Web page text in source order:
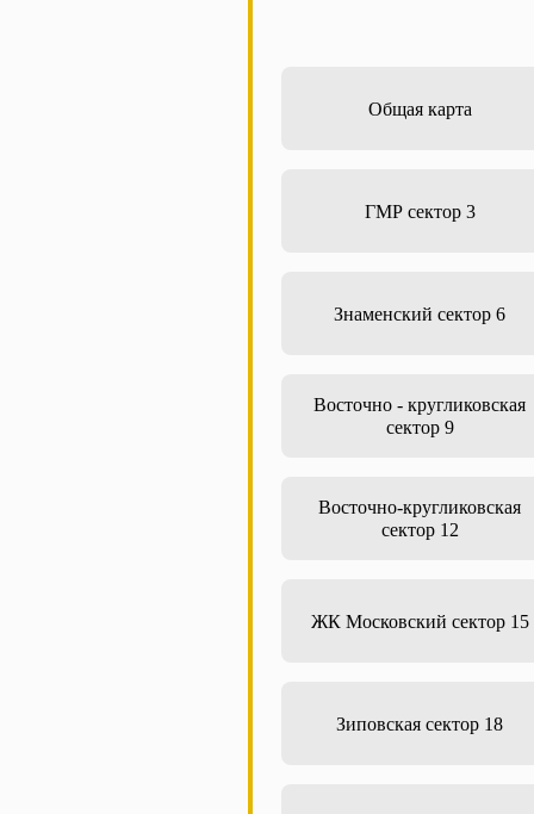
Общая карта
ГМР сектор 3
Знаменский сектор 6
Восточно - кругликовская
сектор 9
Восточно-кругликовская
сектор 12
ЖК Московский сектор 15
Зиповская сектор 18